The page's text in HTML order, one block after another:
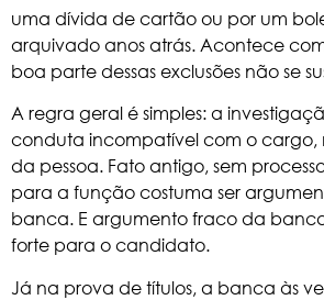
uma dívida de cartão ou por um
arquivado anos atrás. Acontece
boa parte dessas exclusões não se
A regra geral é simples: a
conduta incompatível com o cargo,
da pessoa. Fato antigo, sem
para a função costuma ser
banca. E argumento fraco da
forte para o candidato.
Já na prova de títulos, a banca às